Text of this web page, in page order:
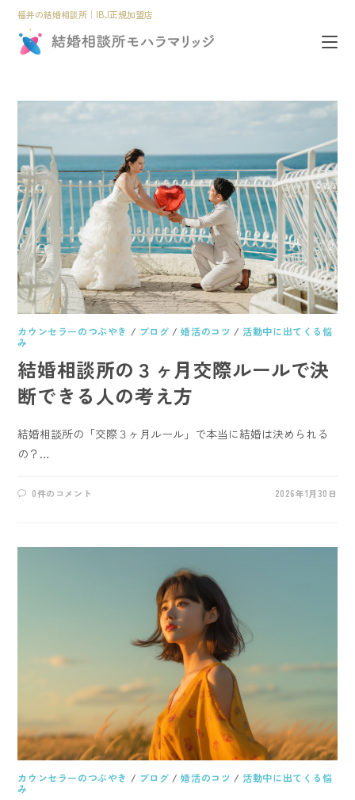
福井の結婚相談所│IBJ正規加盟店
カウンセラーのつぶやき / ブログ /婚活のコツ / 活動中に出てくる悩
み
結婚相談所の３ヶ月交際ルールで決
断できる人の考え方
結婚相談所の「交際３ヶ月ルール」で本当に結婚は決められる
の？…
0件のコメント 2026年1月30日
カウンセラーのつぶやき / ブログ /婚活のコツ / 活動中に出てくる悩
み